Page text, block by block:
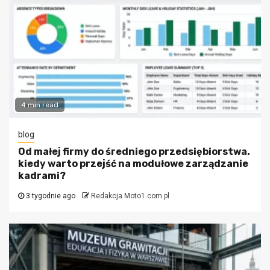
4 min read
blog
Od małej firmy do średniego przedsiębiorstwa.
kiedy warto przejść na modułowe zarządzanie
kadrami?
3 tygodnie ago Redakcja Moto1.com.pl